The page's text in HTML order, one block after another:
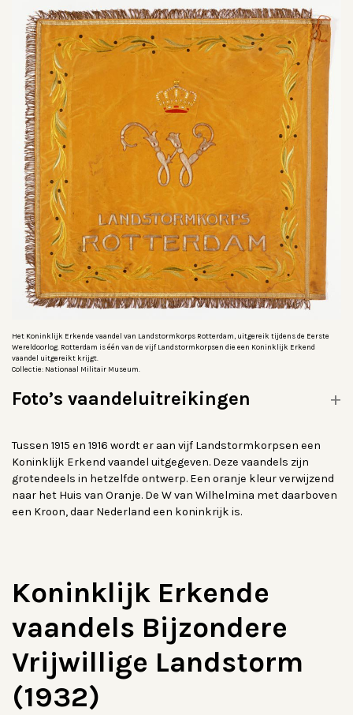
Het Koninklijk Erkende vaandel van Landstormkorps Rotterdam, uitgereik tijdens de Eerste
Wereldoorlog. Rotterdam is één van de vijf Landstormkorpsen die een Koninklijk Erkend
vaandel uitgereikt krijgt.
Collectie: Nationaal Militair Museum.
Foto’s vaandeluitreikingen
Tussen 1915 en 1916 wordt er aan vijf Landstormkorpsen een
Koninklijk Erkend vaandel uitgegeven. Deze vaandels zijn
grotendeels in hetzelfde ontwerp. Een oranje kleur verwijzend
naar het Huis van Oranje. De W van Wilhelmina met daarboven
een Kroon, daar Nederland een koninkrijk is.
Koninklijk Erkende
vaandels Bijzondere
Vrijwillige Landstorm
(1932)